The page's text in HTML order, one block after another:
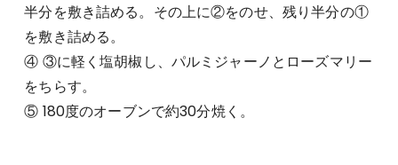
半分を敷き詰める。その上に②をのせ、残り半分の①
を敷き詰める。
④ ③に軽く塩胡椒し、パルミジャーノとローズマリー
をちらす。
⑤ 180度のオーブンで約30分焼く。